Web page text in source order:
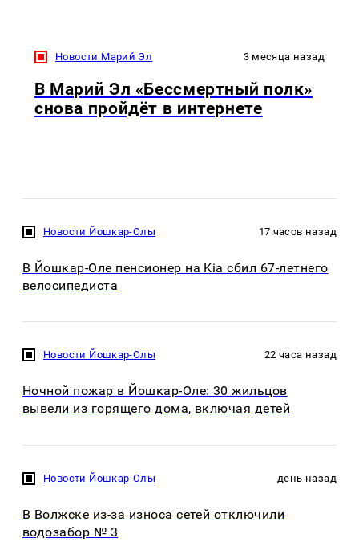
Новости Марий Эл 3 месяца назад
В Марий Эл «Бессмертный полк»
снова пройдёт в интернете
Новости Йошкар-Олы 17 часов назад
В Йошкар-Оле пенсионер на Kia сбил 67-летнего
велосипедиста
Новости Йошкар-Олы 22 часа назад
Ночной пожар в Йошкар-Оле: 30 жильцов
вывели из горящего дома, включая детей
Новости Йошкар-Олы день назад
В Волжске из-за износа сетей отключили
водозабор № 3